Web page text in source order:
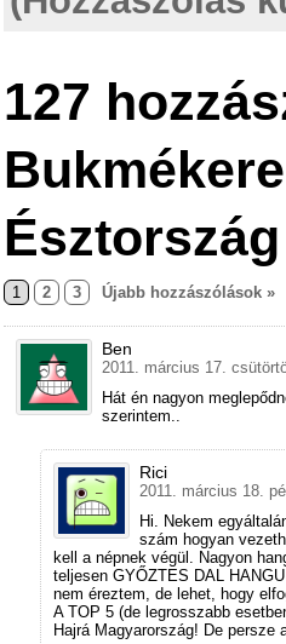
127
1 2 3 Újabb hozzászólások »
Ben
2011. március 17.
Hát én nagyon
szerintem..
Rici
2011. március 18.
Hi. Nekem
szám hogyan
kell a népnek végül. Nagyon
teljesen GYŐZTES DAL
nem éreztem, de lehet, hogy
A TOP 5 (de legrosszabb
Hajrá Magyarország! De